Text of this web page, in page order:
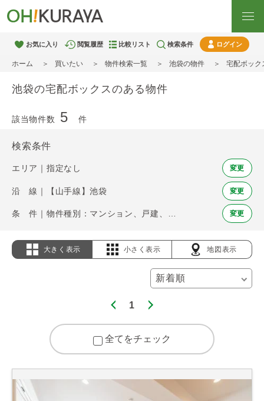
お気に入り 閲覧履歴 比較リスト 検索条件 ログイン
ホーム 買いたい 物件検索一覧 池袋の物件 宅配ボック
池袋の宅配ボックスのある物件
該当物件数 5 件
検索条件
エリア｜指定なし 変更
沿 線｜【山手線】池袋 変更
変更
大きく表示 小さく表示 地図表示
1
全てをチェック